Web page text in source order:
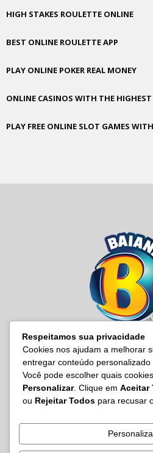
HIGH STAKES ROULETTE ONLINE
BEST ONLINE ROULETTE APP
PLAY ONLINE POKER REAL MONEY
ONLINE CASINOS WITH THE
PLAY FREE ONLINE SLOT GAMES
Radio Baiana FM 89,3 Rua Joana
570 Tel.: (71) 3605-
Contato:
Respeitamos sua privacidade
Cookies nos ajudam a melhorar
entregar conteúdo personalizado
Você pode escolher quais
Personalizar. Clique em Aceitar
ou Rejeitar Todos para recusar